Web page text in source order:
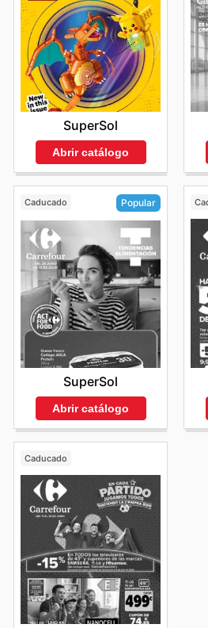
SuperSol
Abrir catálogo
Caducado Popular
SuperSol
Abrir catálogo
Caducado